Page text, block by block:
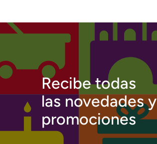
Recibe todas
las novedades y
promociones